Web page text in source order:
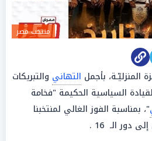
منتخب مصر
بأجمل التهاني والتبريكات
السياسية الحكيمة "فخامة
"، بمناسبة الفوز الغالي لمنتخبنا
الـ 16 .